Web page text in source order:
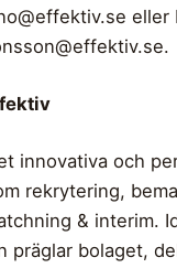
eller
.
innovativa och
rekrytering,
& interim.
präglar bolaget,